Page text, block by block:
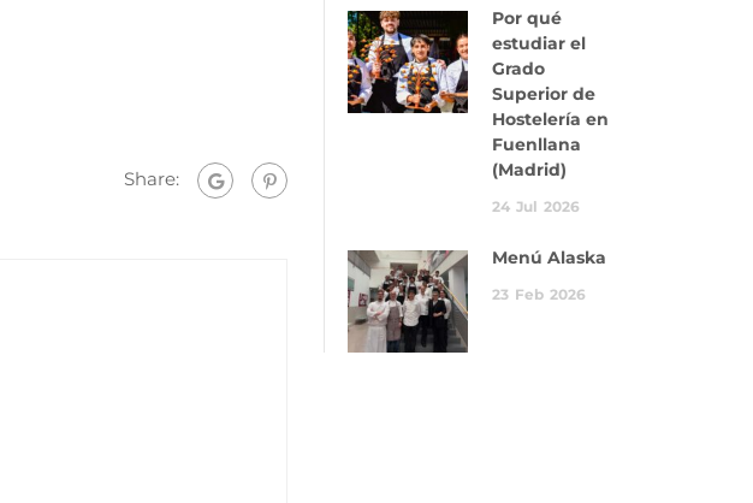
Share:
Por qué
estudiar el
Grado
Superior de
Hostelería en
Fuenllana
(Madrid)
24 Jul 2026
Menú Alaska
23 Feb 2026